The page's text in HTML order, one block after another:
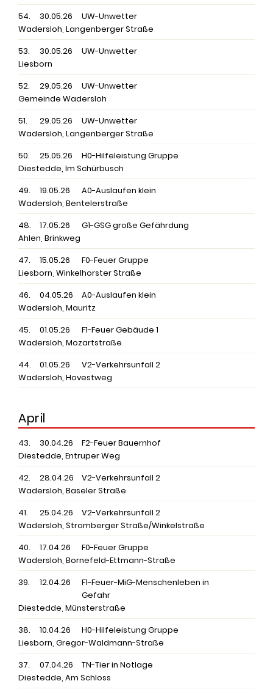
54.
30.05.26
UW-Unwetter
Wadersloh, Langenberger Straße
53.
30.05.26
UW-Unwetter
Liesborn
52.
29.05.26
UW-Unwetter
Gemeinde Wadersloh
51.
29.05.26
UW-Unwetter
Wadersloh, Langenberger Straße
50.
25.05.26
H0-Hilfeleistung Gruppe
Diestedde, Im Schürbusch
49.
19.05.26
A0-Auslaufen klein
Wadersloh, Bentelerstraße
48.
17.05.26
G1-GSG große Gefährdung
Ahlen, Brinkweg
47.
15.05.26
F0-Feuer Gruppe
Liesborn, Winkelhorster Straße
46.
04.05.26
A0-Auslaufen klein
Wadersloh, Mauritz
45.
01.05.26
F1-Feuer Gebäude 1
Wadersloh, Mozartstraße
44.
01.05.26
V2-Verkehrsunfall 2
Wadersloh, Hovestweg
April
43. 30.04.26
F2-Feuer Bauernhof
Diestedde, Entruper Weg
42.
28.04.26
V2-Verkehrsunfall 2
Wadersloh, Baseler Straße
41.
25.04.26
V2-Verkehrsunfall 2
Wadersloh, Stromberger Straße/Winkelstraße
40.
17.04.26
F0-Feuer Gruppe
Wadersloh, Bornefeld-Ettmann-Straße
39.
12.04.26
F1-Feuer-MiG-Menschenleben in
Gefahr
Diestedde, Münsterstraße
38.
10.04.26
H0-Hilfeleistung Gruppe
Liesborn, Gregor-Waldmann-Straße
37.
07.04.26
TN-Tier in Notlage
Diestedde, Am Schloss